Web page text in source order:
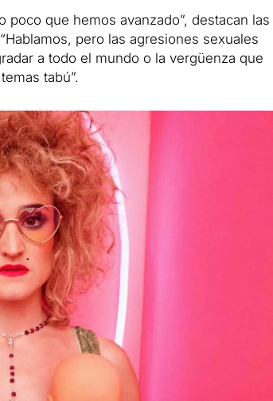
que hemos avanzado”, destacan las
pero las agresiones sexuales
a todo el mundo o la vergüenza que
tabú”.